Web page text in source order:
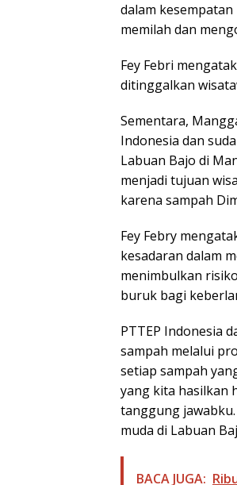
dalam
memilah dan
Fey Febri
ditinggalkan
Sementara,
Indonesia dan
Labuan Bajo di
menjadi tujuan
karena sampah
Fey Febry
kesadaran dalam
menimbulkan
buruk bagi
PTTEP Indonesia
sampah melalui
setiap sampah
yang kita hasilkan
tanggung
muda di Labuan
BACA JUGA: